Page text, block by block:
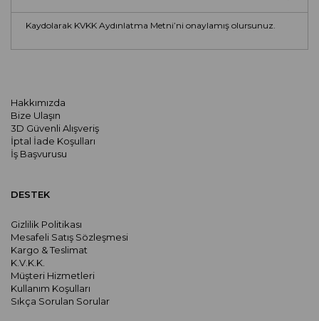
Hakkımızda
Bize Ulaşın
3D Güvenli Alışveriş
İptal İade Koşulları
İş Başvurusu
Kaydolarak KVKK Aydınlatma Metni’ni onaylamış olursunuz.
DESTEK
Gizlilik Politikası
Mesafeli Satış Sözleşmesi
Kargo & Teslimat
K.V.K.K.
Müşteri Hizmetleri
Kullanım Koşulları
Sıkça Sorulan Sorular